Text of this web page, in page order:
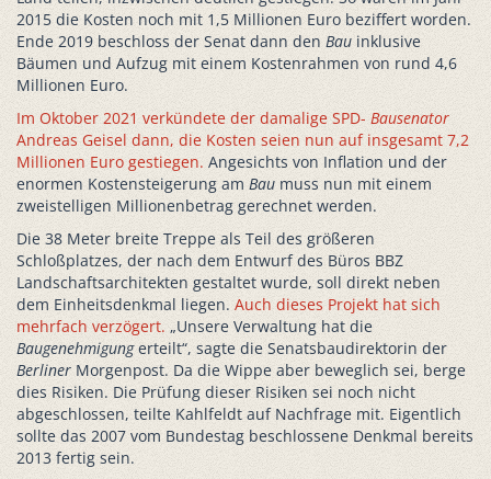
2015 die Kosten noch mit 1,5 Millionen Euro beziffert worden.
Ende 2019 beschloss der Senat dann den Bau inklusive
Bäumen und Aufzug mit einem Kostenrahmen von rund 4,6
Millionen Euro.
Im Oktober 2021 verkündete der damalige SPD- Bausenator
Andreas Geisel dann, die Kosten seien nun auf insgesamt 7,2
Millionen Euro gestiegen. Angesichts von Inflation und der
enormen Kostensteigerung am Bau muss nun mit einem
zweistelligen Millionenbetrag gerechnet werden.
Die 38 Meter breite Treppe als Teil des größeren
Schloßplatzes, der nach dem Entwurf des Büros BBZ
Landschaftsarchitekten gestaltet wurde, soll direkt neben
dem Einheitsdenkmal liegen. Auch dieses Projekt hat sich
mehrfach verzögert. „Unsere Verwaltung hat die
Baugenehmigungerteilt“, sagte die Senatsbaudirektorin der
Berliner Morgenpost. Da die Wippe aber beweglich sei, berge
dies Risiken. Die Prüfung dieser Risiken sei noch nicht
abgeschlossen, teilte Kahlfeldt auf Nachfrage mit. Eigentlich
sollte das 2007 vom Bundestag beschlossene Denkmal bereits
2013 fertig sein.